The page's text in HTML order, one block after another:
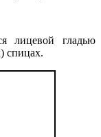
лицевой гладью
спицах.